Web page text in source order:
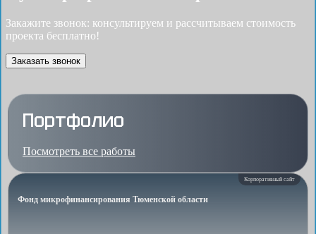
Закажите звонок: консультируем и рассчитываем стоимость
проекта бесплатно!
Заказать звонок
Портфолио
Посмотреть все работы
Корпоративный сайт
Фонд микрофинансирования Тюменской области